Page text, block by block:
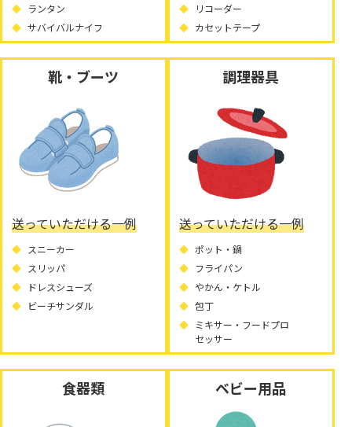
ランタン
サバイバルナイフ
リコーダー
カセットテープ
靴・ブーツ
送っていただける一例
スニーカー
スリッパ
ドレスシューズ
ビーチサンダル
調理器具
送っていただける一例
ポット・鍋
フライパン
やかん・ケトル
包丁
ミキサー・フードプロ
セッサー
食器類 ベビー用品